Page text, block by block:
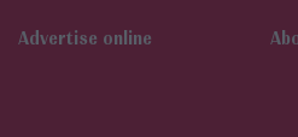
Αdvertise online